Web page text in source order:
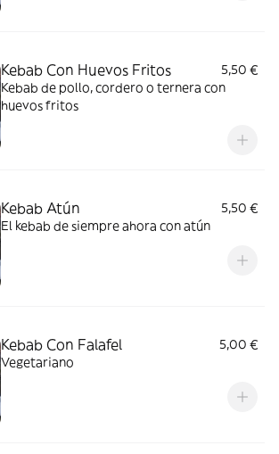
Kebab Con Huevos Fritos
5,50 €
Kebab de pollo, cordero o ternera con
huevos fritos
Kebab Atún
5,50 €
El kebab de siempre ahora con atún
Kebab Con Falafel
5,00 €
Vegetariano